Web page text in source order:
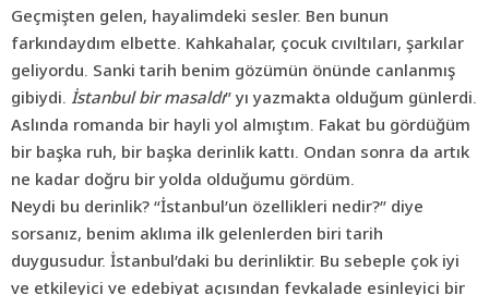
Geçmişten gelen, hayalimdeki sesler. Ben bunun
farkındaydım elbette. Kahkahalar, çocuk cıvıltıları, şarkılar
geliyordu. Sanki tarih benim gözümün önünde canlanmış
gibiydi. İstanbul bir masaldı” yı yazmakta olduğum günlerdi.
Aslında romanda bir hayli yol almıştım. Fakat bu gördüğüm
bir başka ruh, bir başka derinlik kattı. Ondan sonra da artık
ne kadar doğru bir yolda olduğumu gördüm.
Neydi bu derinlik? “İstanbul’un özellikleri nedir?” diye
sorsanız, benim aklıma ilk gelenlerden biri tarih
duygusudur. İstanbul’daki bu derinliktir. Bu sebeple çok iyi
ve etkileyici ve edebiyat açısından fevkalade esinleyici bir